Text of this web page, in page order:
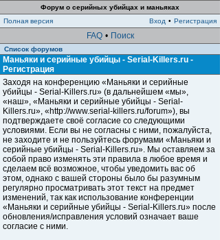
Форум о серийных убийцах и маньяках
Полная версия
Вход • Регистрация
FAQ • Поиск
Список форумов
Маньяки и серийные убийцы - Serial-Killers.ru -
Регистрация
Заходя на конференцию «Маньяки и серийные
убийцы - Serial-Killers.ru» (в дальнейшем «мы»,
«наш», «Маньяки и серийные убийцы - Serial-
Killers.ru», «http://www.serial-killers.ru/forum»), вы
подтверждаете своё согласие со следующими
условиями. Если вы не согласны с ними, пожалуйста,
не заходите и не пользуйтесь форумами «Маньяки и
серийные убийцы - Serial-Killers.ru». Мы оставляем за
собой право изменять эти правила в любое время и
сделаем всё возможное, чтобы уведомить вас об
этом, однако с вашей стороны было бы разумным
регулярно просматривать этот текст на предмет
изменений, так как использование конференции
«Маньяки и серийные убийцы - Serial-Killers.ru» после
обновления/исправления условий означает ваше
согласие с ними.